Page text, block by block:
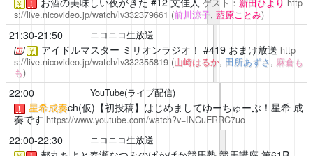
￥ ！ ゲスト： 新田ひより http
s://live.nicovideo.jp/watch/lv332379661 (前川涼子, 藍原ことみ)
21:30-21:50 ニコニコ生放送
￥ アイドルマスター ミリオンラジオ！ #419 おまけ放送 http
s://live.nicovideo.jp/watch/lv332355819 (山崎はるか, 田所あずさ, 麻倉も
も)
22:00 YouTube(ライブ配信)
！ 星希成奏ch(仮)【初投稿】はじめましてゆーちゅーぶ！星希 成
奏です https://www.youtube.com/watch?v=INCuERRC7uo
22:00-22:30 ニコニコ生放送